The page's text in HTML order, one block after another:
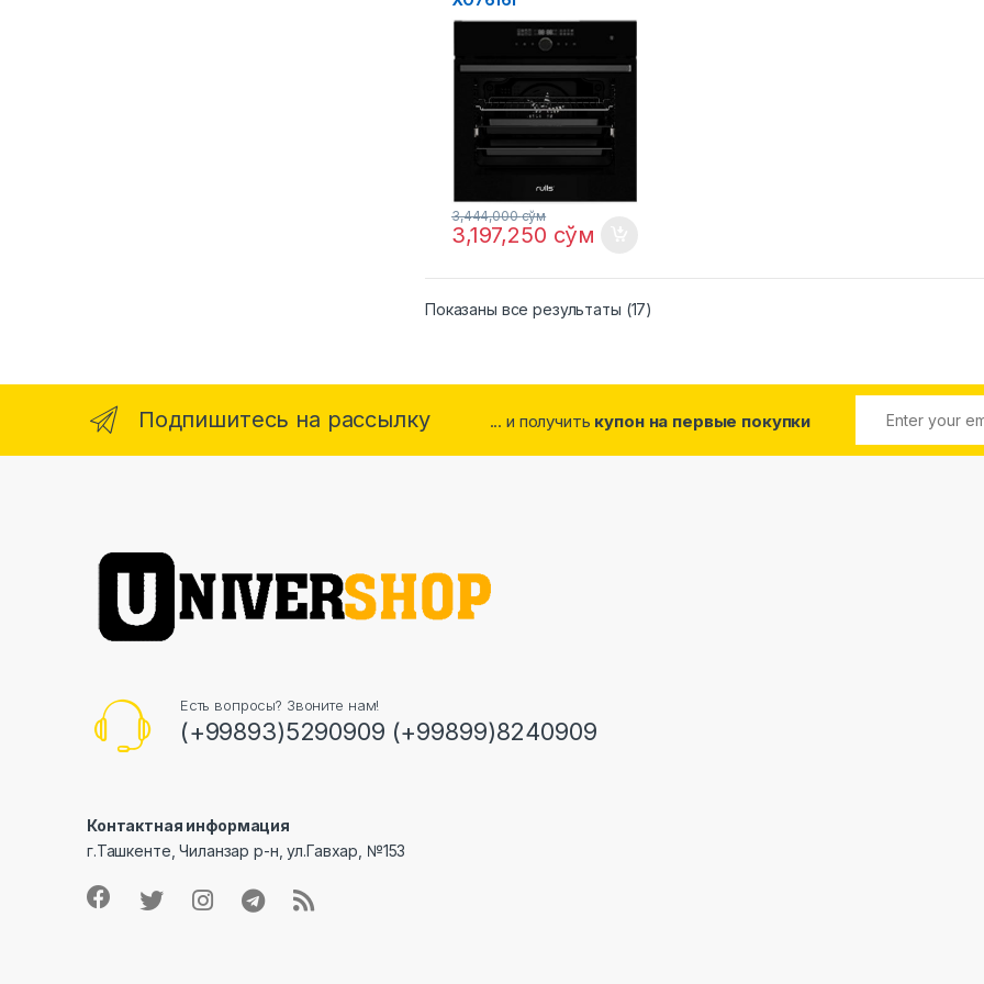
3,197,250 сўм
3,444,000сўм
Показаны все результаты (17)
Подпишитесь на рассылку ... и получить купон на первые покупки
Есть вопросы? Звоните нам!
(+99893)5290909 (+99899)8240909
Контактная информация
г.Ташкенте, Чиланзар р-н, ул.Гавхар, №153